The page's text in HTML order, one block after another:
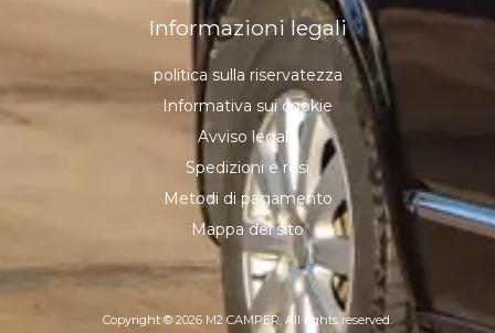
Informazioni legali
politica sulla riservatezza
Informativa sui cookie
Avviso legale
Spedizioni e resi
Metodi di pagamento
Mappa del sito
Copyright © 2026 M2 CAMPER, All rights reserved.